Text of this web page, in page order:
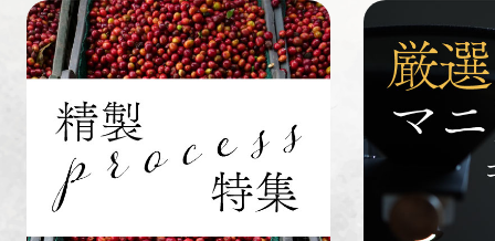
すてきな道
具
生活雑貨 福袋
業務用 定期便
インドネシ
ア
ホンジュラ
ス